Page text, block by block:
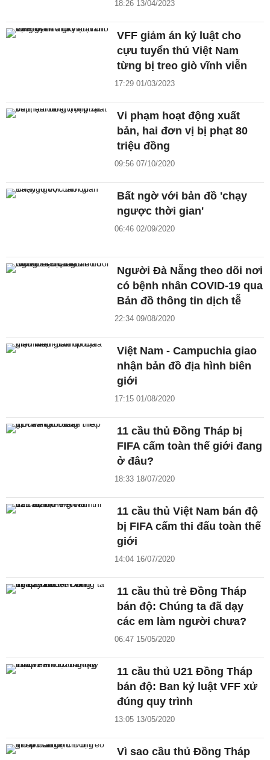
18:26 13/04/2023
VFF giảm án kỷ luật cho
cựu tuyển thủ Việt Nam
từng bị treo giò vĩnh viễn
17:29 01/03/2023
Vi phạm hoạt động xuất
bản, hai đơn vị bị phạt 80
triệu đồng
09:56 07/10/2020
Bất ngờ với bản đồ 'chạy
ngược thời gian'
06:46 02/09/2020
Người Đà Nẵng theo dõi nơi
có bệnh nhân COVID-19 qua
Bản đồ thông tin dịch tễ
22:34 09/08/2020
Việt Nam - Campuchia giao
nhận bản đồ địa hình biên
giới
17:15 01/08/2020
11 cầu thủ Đồng Tháp bị
FIFA cấm toàn thế giới đang
ở đâu?
18:33 18/07/2020
11 cầu thủ Việt Nam bán độ
bị FIFA cấm thi đấu toàn thế
giới
14:04 16/07/2020
11 cầu thủ trẻ Đồng Tháp
bán độ: Chúng ta đã dạy
các em làm người chưa?
06:47 15/05/2020
11 cầu thủ U21 Đồng Tháp
bán độ: Ban kỷ luật VFF xử
đúng quy trình
13:05 13/05/2020
Vì sao cầu thủ Đồng Tháp